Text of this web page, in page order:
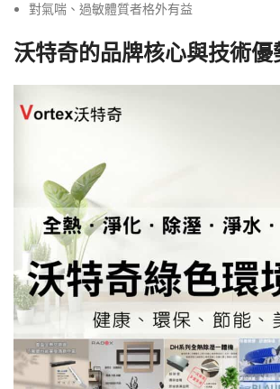
對氣喘、過敏體質者格外有益
沃特奇的品牌核心與技術優